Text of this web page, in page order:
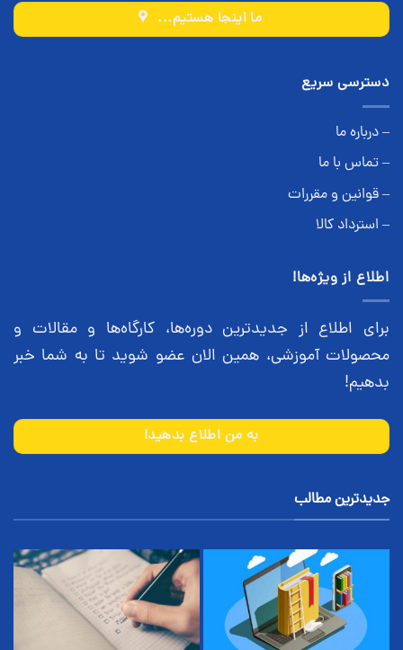
ما اینجا هستیم...
دسترسی سریع
– درباره ما
– تماس با ما
– قوانین و مقررات
– استرداد کالا
اطلاع از ویژه‌ها!
برای اطلاع از جدیدترین دوره‌ها، کارگاه‌ها و مقالات و
محصولات آموزشی، همین الان عضو شوید تا به شما خبر
بدهیم!
به من اطلاع بدهید!
جدیدترین مطالب